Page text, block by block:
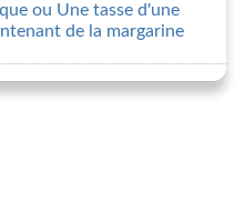
ou Une tasse d'une
de la margarine